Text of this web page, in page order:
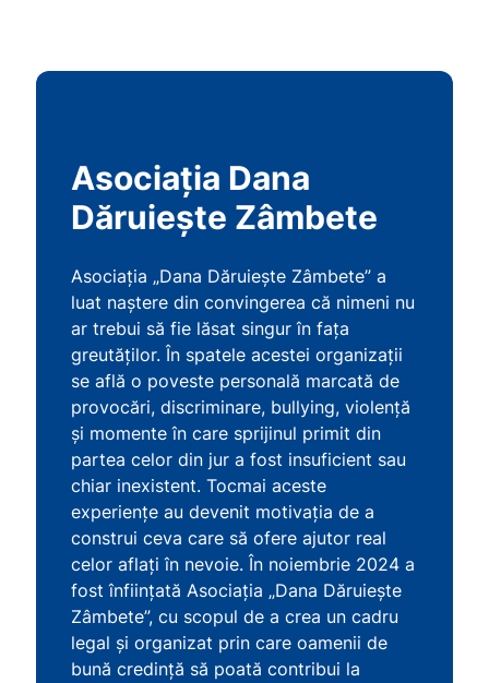
Asociația Dana
Dăruiește Zâmbete
Asociația „Dana Dăruiește Zâmbete” a
luat naștere din convingerea că nimeni nu
ar trebui să fie lăsat singur în fața
greutăților. În spatele acestei organizații
se află o poveste personală marcată de
provocări, discriminare, bullying, violență
și momente în care sprijinul primit din
partea celor din jur a fost insuficient sau
chiar inexistent. Tocmai aceste
experiențe au devenit motivația de a
construi ceva care să ofere ajutor real
celor aflați în nevoie. În noiembrie 2024 a
fost înființată Asociația „Dana Dăruiește
Zâmbete”, cu scopul de a crea un cadru
legal și organizat prin care oamenii de
bună credință să poată contribui la